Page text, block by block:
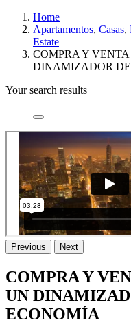
Home
Apartamentos, Casas,
Estate
COMPRA Y
DINAMIZADOR
Your search results
Previous Next
COMPRA Y
UN
ECONOMÍA